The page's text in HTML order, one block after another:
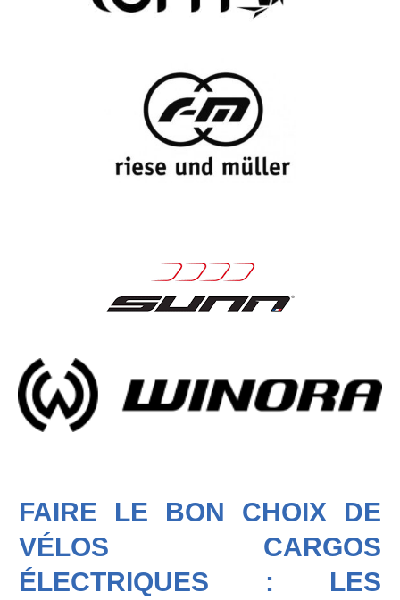
FAIRE LE BON CHOIX DE
VÉLOS CARGOS
ÉLECTRIQUES : LES